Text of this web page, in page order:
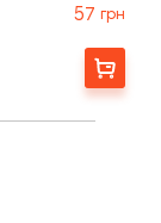
57 грн
Замовити